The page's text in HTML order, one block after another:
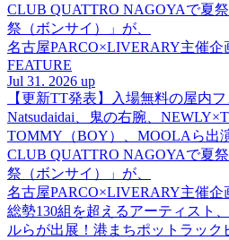
CLUB QUATTRO NAGOYAで夏
祭（ボンサイ）」が、
名古屋PARCO×LIVERARY主催企
FEATURE
Jul 31. 2026 up
【更新TT発表】入場無料の屋内フ
Natsudaidai、鬼の右腕、
TOMMY（BOY）、MOOLAら出
CLUB QUATTRO NAGOYAで夏
祭（ボンサイ）」が、
名古屋PARCO×LIVERARY主催企
総勢130組を超えるアーティスト
ルらが出展！港まちポットラック